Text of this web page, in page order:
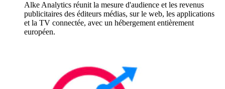
Alke Analytics réunit la mesure d'audience et les revenus
publicitaires des éditeurs médias, sur le web, les applications
et la TV connectée, avec un hébergement entièrement
européen.